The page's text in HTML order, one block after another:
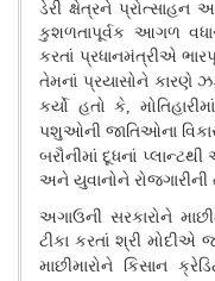
ડેરી ક્ષેત્રને પ્રોત્સાહન
કુશળતાપૂર્વક આગળ
કરતાં પ્રધાનમંત્રીએ
તેમનાં પ્રયાસોને કારણે
કર્યો હતો કે,
પશુઓની જાતિઓના
બરૌનીમાં દૂધનાં
અને યુવાનોને
અગાઉની સરકારોને
ટીકા કરતાં શ્રી મોદીએ
માછીમારોને કિસાન